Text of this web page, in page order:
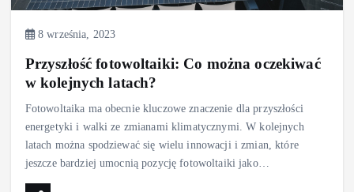
8 września, 2023
Przyszłość fotowoltaiki: Co można oczekiwać
w kolejnych latach?
Fotowoltaika ma obecnie kluczowe znaczenie dla przyszłości
energetyki i walki ze zmianami klimatycznymi. W kolejnych
latach można spodziewać się wielu innowacji i zmian, które
jeszcze bardziej umocnią pozycję fotowoltaiki jako…